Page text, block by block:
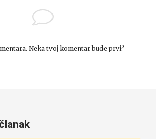
Neka tvoj komentar bude prvi?